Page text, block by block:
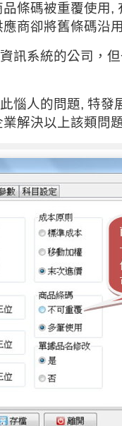
條碼被重覆使用,
商卻將舊條碼沿
訊系統的公司，
惱人的問題, 特發
解決以上該類問